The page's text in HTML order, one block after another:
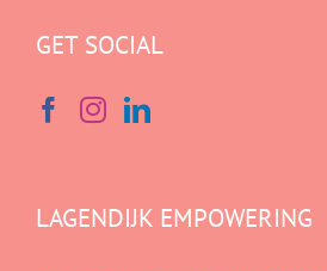
GET SOCIAL
LAGENDIJK EMPOWERING